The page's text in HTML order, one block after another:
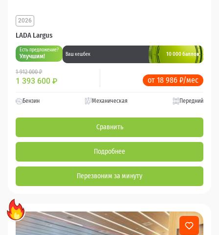
LADA Largus
2026
Есть предложение?
Улучшим! Ваш кешбек 10 000 баллов
1 912 000 ₽
1 393 600 ₽ от 18 986 ₽/мес
Бензин Механическая Передний
Сравнить
Подробнее
Перезвоним за минуту